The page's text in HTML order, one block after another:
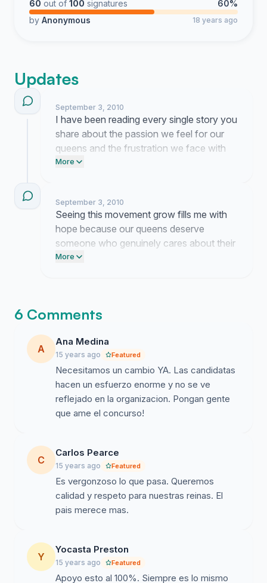
60 out of 100 signatures
60%
by Anonymous 18 years ago
Updates
September 3, 2010
I have been reading every single story you
share about the passion we feel for our
queens and the frustration we face with
the current leadership. It is clear that we
representatives on the global stage.
More
September 3, 2010
Seeing this movement grow fills me with
hope because our queens deserve
someone who genuinely cares about their
journey. The momentum we have built
More
6 Comments
A
Ana Medina
15 years ago Featured
Necesitamos un cambio YA. Las candidatas
hacen un esfuerzo enorme y no se ve
reflejado en la organizacion. Pongan gente
que ame el concurso!
C
Carlos Pearce
15 years ago Featured
Es vergonzoso lo que pasa. Queremos
calidad y respeto para nuestras reinas. El
pais merece mas.
Y
Yocasta Preston
15 years ago Featured
Apoyo esto al 100%. Siempre es lo mismo